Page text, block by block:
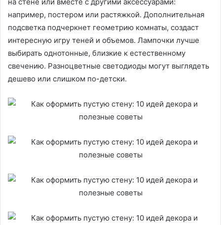
например, постером или растяжкой. Дополнительная
подсветка подчеркнет геометрию комнаты, создаст
интересную игру теней и объемов. Лампочки лучше
выбирать однотонные, близкие к естественному
свечению. Разноцветные светодиоды могут выглядеть
дешево или слишком по-детски.